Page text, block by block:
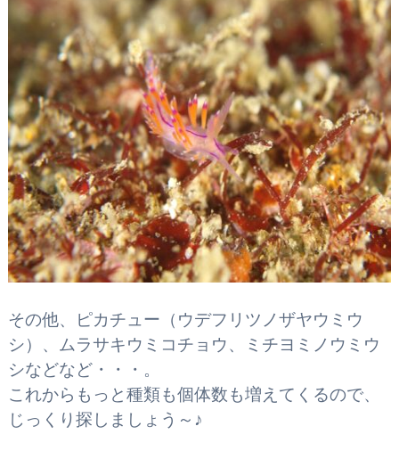
その他、ピカチュー（ウデフリツノザヤウミウ
シ）、ムラサキウミコチョウ、ミチヨミノウミウ
シなどなど・・・。
これからもっと種類も個体数も増えてくるので、
じっくり探しましょう～♪